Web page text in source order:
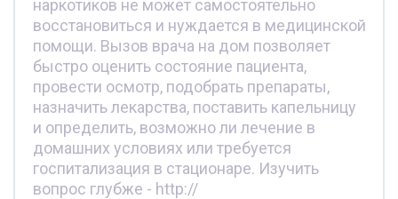
наркотиков не может самостоятельно
восстановиться и нуждается в медицинской
помощи. Вызов врача на дом позволяет
быстро оценить состояние пациента,
провести осмотр, подобрать препараты,
назначить лекарства, поставить капельницу
и определить, возможно ли лечение в
домашних условиях или требуется
госпитализация в стационаре. Изучить
вопрос глубже - http://